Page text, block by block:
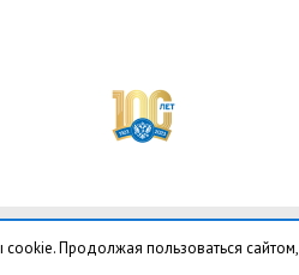
Продолжая пользоваться